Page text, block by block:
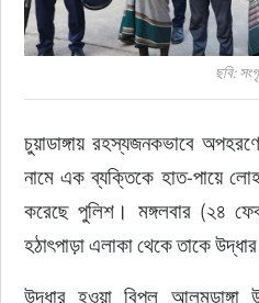
ভিডিও
স্বাস্থ্য
ছবি:
চুয়াডাঙ্গায় রহস্যজনকভাবে
নামে এক ব্যক্তিকে হাত-পায়ে
করেছে পুলিশ। মঙ্গলবার (২৪
হঠাৎপাড়া এলাকা থেকে তাকে
উদ্ধার হওয়া বিপুল আলমডাঙ্গা